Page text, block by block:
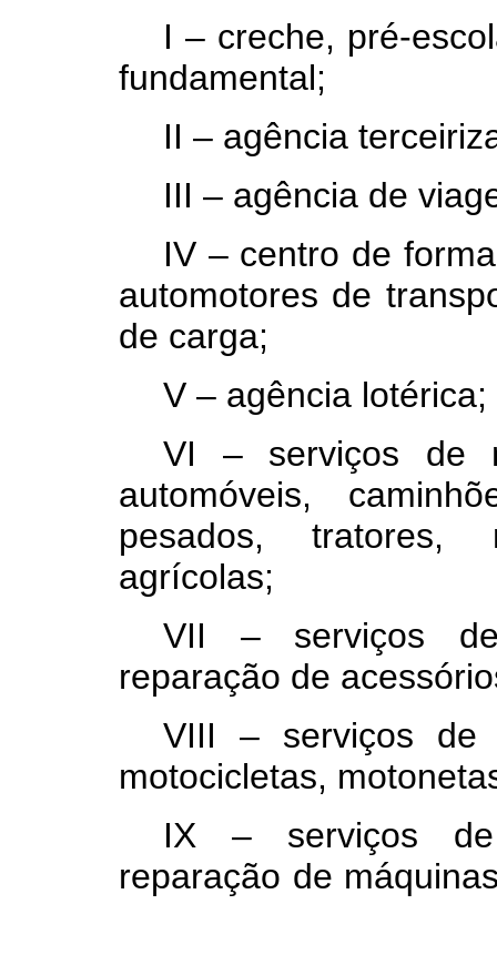
I – creche, pré-
fundamental;
II – agência
III – agência de
IV – centro de
automotores de
de carga;
V – agência
VI – serviços de
automóveis,
pesados, tratores,
agrícolas;
VII – serviços
reparação de
VIII – serviços de
motocicletas,
IX – serviços de
reparação de